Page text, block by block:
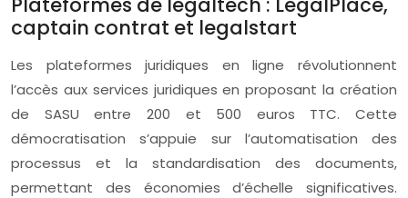
captain contrat et legalstart
Les plateformes juridiques en ligne révolutionnent
l’accès aux services juridiques en proposant la création
de SASU entre 200 et 500 euros TTC. Cette
démocratisation s’appuie sur l’automatisation des
processus et la standardisation des documents,
permettant des économies d’échelle significatives.